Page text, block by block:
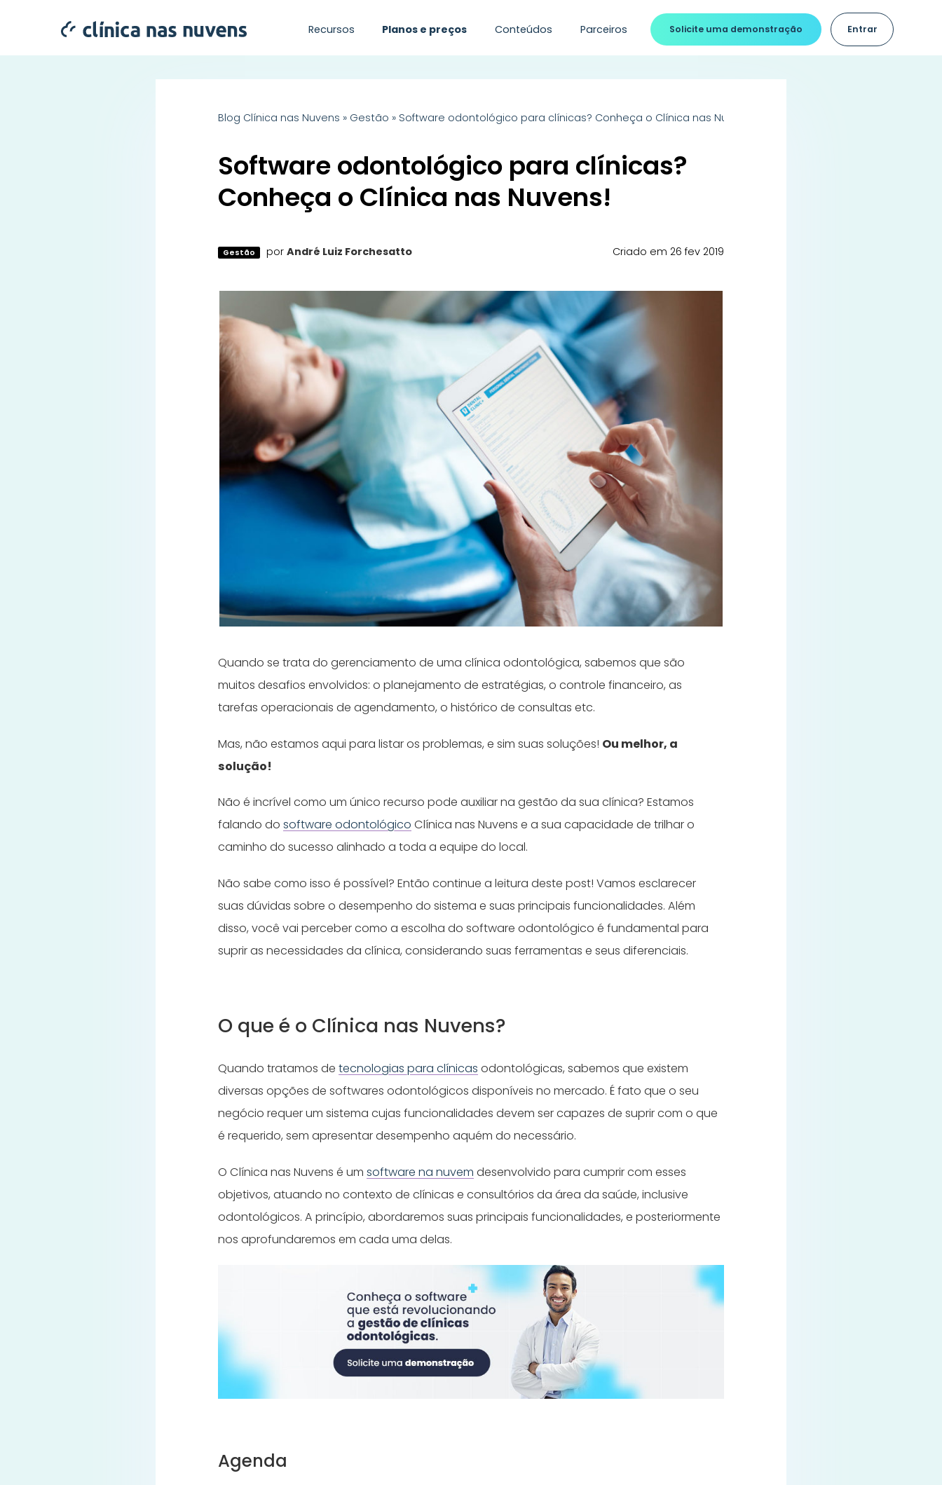
Recursos Planos e preços Conteúdos Parceiros Solicite uma demonstração Entrar
Blog Clínica nas Nuvens » Gestão » Software odontológico para clínicas? Conheça o Clínica nas Nuvens!
Software odontológico para clínicas?
Conheça o Clínica nas Nuvens!
Gestão por André Luiz Forchesatto Criado em 26 fev 2019
Quando se trata do gerenciamento de uma clínica odontológica, sabemos que são
muitos desafios envolvidos: o planejamento de estratégias, o controle financeiro, as
tarefas operacionais de agendamento, o histórico de consultas etc.
Mas, não estamos aqui para listar os problemas, e sim suas soluções! Ou melhor, a
solução!
Não é incrível como um único recurso pode auxiliar na gestão da sua clínica? Estamos
falando dosoftware odontológico Clínica nas Nuvens e a sua capacidade de trilhar o
caminho do sucesso alinhado a toda a equipe do local.
Não sabe como isso é possível? Então continue a leitura deste post! Vamos esclarecer
suas dúvidas sobre o desempenho do sistema e suas principais funcionalidades. Além
disso, você vai perceber como a escolha do software odontológico é fundamental para
suprir as necessidades da clínica, considerando suas ferramentas e seus diferenciais.
O que é o Clínica nas Nuvens?
Quando tratamos detecnologias para clínicas odontológicas, sabemos que existem
diversas opções de softwares odontológicos disponíveis no mercado. É fato que o seu
negócio requer um sistema cujas funcionalidades devem ser capazes de suprir com o que
é requerido, sem apresentar desempenho aquém do necessário.
O Clínica nas Nuvens é umsoftware na nuvem desenvolvido para cumprir com esses
objetivos, atuando no contexto de clínicas e consultórios da área da saúde, inclusive
odontológicos. A princípio, abordaremos suas principais funcionalidades, e posteriormente
nos aprofundaremos em cada uma delas.
Agenda